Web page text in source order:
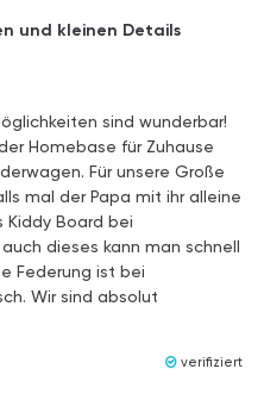
und kleinen Details
sind wunderbar!
Homebase für Zuhause
Für unsere Große
mal der Papa mit ihr alleine
Board bei
dieses kann man schnell
Federung ist bei
Wir sind absolut
verifiziert